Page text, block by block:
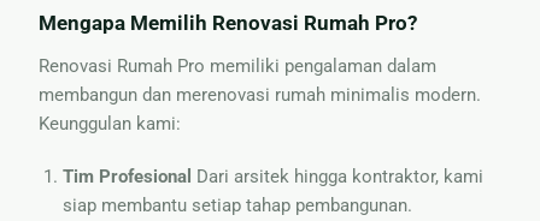
Mengapa Memilih Renovasi Rumah Pro?
Renovasi Rumah Pro memiliki pengalaman dalam
membangun dan merenovasi rumah minimalis modern.
Keunggulan kami:
Tim Profesional Dari arsitek hingga kontraktor, kami
siap membantu setiap tahap pembangunan.